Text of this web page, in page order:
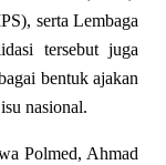
serta Lembaga
tersebut juga
bentuk ajakan
nasional.
Polmed, Ahmad